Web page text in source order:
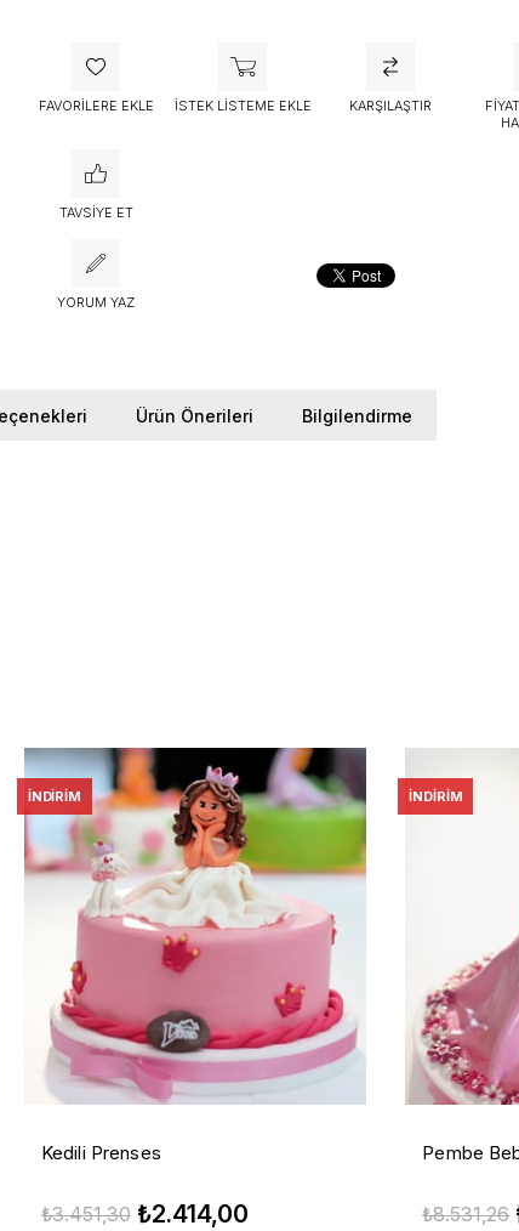
FAVORILERE EKLE İSTEK LISTEME EKLE KARŞILAŞTIR
TAVSIYE ET
YORUM YAZ
Ürün Önerileri Bilgilendirme
Kedili Prenses
₺2.414,00
₺3.451,30
İNDIRIM
Pembe
₺8.531,26
İNDIRIM